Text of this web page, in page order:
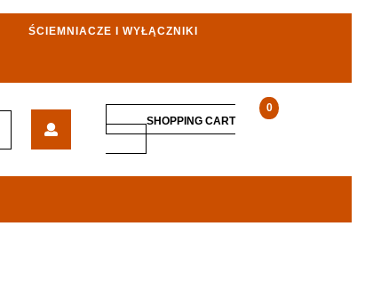
ŚCIEMNIACZE I WYŁĄCZNIKI
Przysucha
Kształtka
Parapetowa
0
SHOPPING CART
SHOPPING
CART